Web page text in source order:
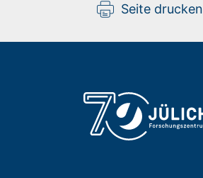
Seite drucken